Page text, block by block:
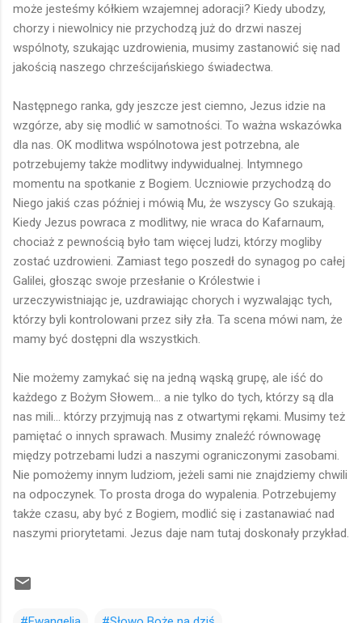
może jesteśmy kółkiem wzajemnej adoracji? Kiedy ubodzy,
chorzy i niewolnicy nie przychodzą już do drzwi naszej
wspólnoty, szukając uzdrowienia, musimy zastanowić się nad
jakością naszego chrześcijańskiego świadectwa.
Następnego ranka, gdy jeszcze jest ciemno, Jezus idzie na
wzgórze, aby się modlić w samotności. To ważna wskazówka
dla nas. OK modlitwa wspólnotowa jest potrzebna, ale
potrzebujemy także modlitwy indywidualnej. Intymnego
momentu na spotkanie z Bogiem. Uczniowie przychodzą do
Niego jakiś czas później i mówią Mu, że wszyscy Go szukają.
Kiedy Jezus powraca z modlitwy, nie wraca do Kafarnaum,
chociaż z pewnością było tam więcej ludzi, którzy mogliby
zostać uzdrowieni. Zamiast tego poszedł do synagog po całej
Galilei, głosząc swoje przesłanie o Królestwie i
urzeczywistniając je, uzdrawiając chorych i wyzwalając tych,
którzy byli kontrolowani przez siły zła. Ta scena mówi nam, że
mamy być dostępni dla wszystkich.
Nie możemy zamykać się na jedną wąską grupę, ale iść do
każdego z Bożym Słowem... a nie tylko do tych, którzy są dla
nas mili... którzy przyjmują nas z otwartymi rękami. Musimy też
pamiętać o innych sprawach. Musimy znaleźć równowagę
między potrzebami ludzi a naszymi ograniczonymi zasobami.
Nie pomożemy innym ludziom, jeżeli sami nie znajdziemy chwili
na odpoczynek. To prosta droga do wypalenia. Potrzebujemy
także czasu, aby być z Bogiem, modlić się i zastanawiać nad
naszymi priorytetami. Jezus daje nam tutaj doskonały przykład.